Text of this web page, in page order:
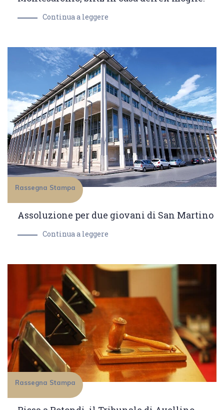
Continua a leggere
Rassegna Stampa
Assoluzione per due giovani di San Martino
Continua a leggere
Rassegna Stampa